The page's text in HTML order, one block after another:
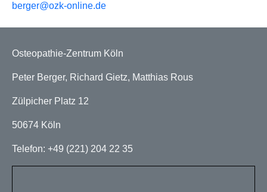
berger@ozk-online.de
Osteopathie-Zentrum Köln
Peter Berger, Richard Gietz, Matthias Rous
Zülpicher Platz 12
50674 Köln
Telefon: +49 (221) 204 22 35